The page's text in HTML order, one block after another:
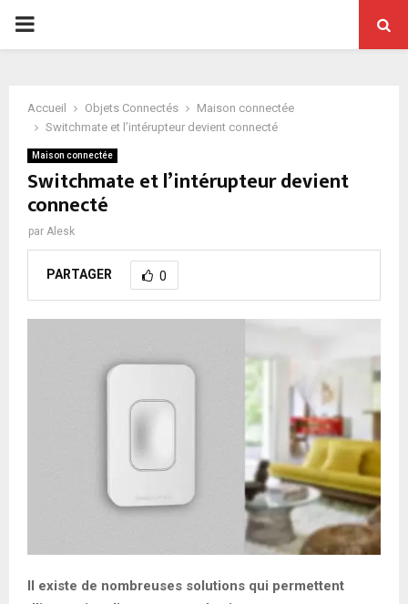
PRIMARY
Accueil Objets Connectés
Maison connectée
Switchmate et l’intérupteur devient connecté
Maison connectée
Switchmate et l’intérupteur devient
connecté
par Alesk
PARTAGER 0
Il existe de nombreuses solutions qui permettent